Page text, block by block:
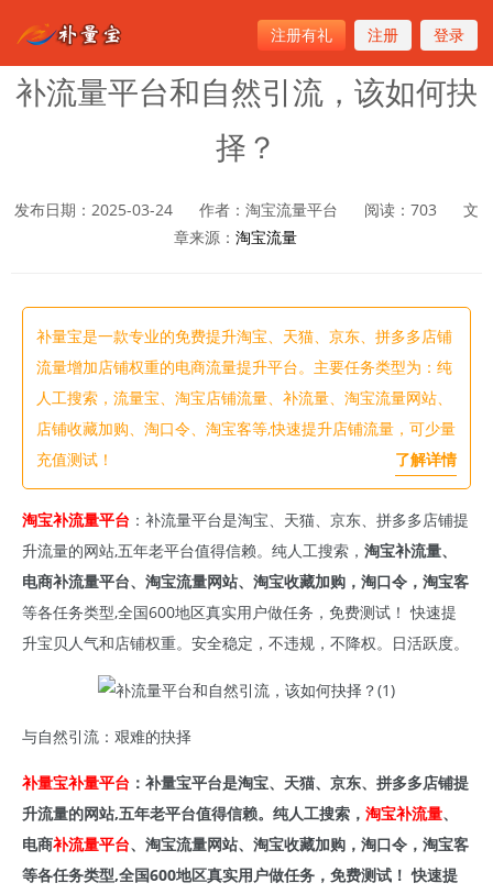
注册有礼 注册 登录
首页>淘宝流量
补流量平台和自然引流，该如何抉
择？
发布日期：2025-03-24 作者：淘宝流量平台 阅读： 703
文
章来源： 淘宝流量
补量宝是一款专业的免费提升淘宝、天猫、京东、拼多多店铺
流量增加店铺权重的电商流量提升平台。主要任务类型为：纯
人工搜索，流量宝、淘宝店铺流量、补流量、淘宝流量网站、
店铺收藏加购、淘口令、淘宝客等,快速提升店铺流量，可少量
充值测试！
了解详情
淘宝补流量平台 ：补流量平台是淘宝、天猫、京东、拼多多店铺提
升流量的网站,五年老平台值得信赖。纯人工搜索， 淘宝补流量、
电商补流量平台、淘宝流量网站、淘宝收藏加购，淘口令，淘宝客
等各任务类型,全国600地区真实用户做任务，免费测试！ 快速提
升宝贝人气和店铺权重。安全稳定，不违规，不降权。日活跃度。
与自然引流：艰难的抉择
补量宝补量平台 ：补量宝平台是淘宝、天猫、京东、拼多多店铺提
升流量的网站,五年老平台值得信赖。纯人工搜索， 淘宝补流量、
电商补流量平台、淘宝流量网站、淘宝收藏加购，淘口令，淘宝客
等各任务类型,全国600地区真实用户做任务，免费测试！ 快速提